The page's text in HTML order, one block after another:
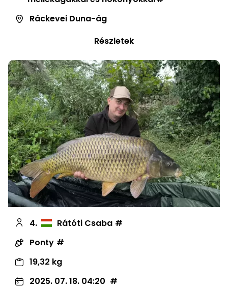
Ráckevei Duna-ág
Részletek
4.
Rátóti Csaba
Ponty
19,32 kg
2025. 07. 18. 04:20